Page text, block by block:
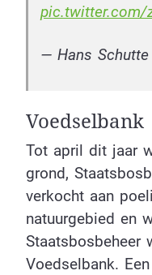
pic.twitter.com/
— Hans Schutte
Voedselbank
Tot april dit jaar
grond,
verkocht aan
natuurgebied en
Staatsbosbeheer
Voedselbank.